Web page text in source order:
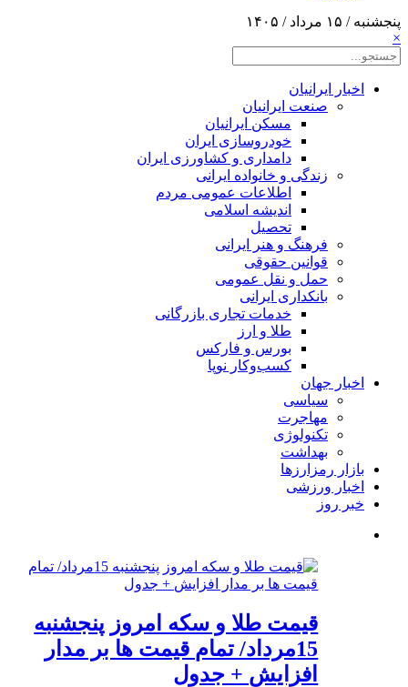
پنجشنبه / ۱۵ مرداد / ۱۴۰۵
×
اخبار ایرانیان
صنعت ایرانیان
مسکن ایرانیان
خودروسازی ایران
دامداری و کشاورزی ایران
زندگی و خانواده ایرانی
اطلاعات عمومی مردم
اندیشه اسلامی
تحصیل
فرهنگ و هنر ایرانی
قوانین حقوقی
حمل و نقل عمومی
بانکداری ایرانی
خدمات تجاری بازرگانی
طلا و ارز
بورس و فارکس
کسب‌وکار نوپا
اخبار جهان
سیاسی
مهاجرت
تکنولوژی
بهداشت
بازار رمزارزها
اخبار ورزشی
خبر روز
قیمت طلا و سکه امروز پنجشنبه
15مرداد/ تمام قیمت ها بر مدار
افزایش + جدول